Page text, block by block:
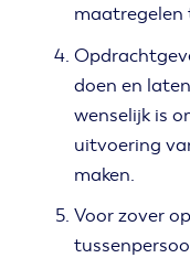
maatregelen
doen en
wenselijk is
uitvoering
maken.
Voor zover